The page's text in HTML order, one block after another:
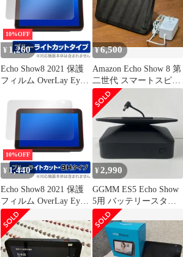
10%OFF
¥ 1,260
Echo Show8 2021 保護
フィルム OverLay Eye
Echo Show 8 第2世代
2021年モデル 液晶保護
ブルーライト カット
¥6,500
Amazon Echo Show 8 第
二世代 スマートスピー
カー
10%OFF
¥ 1,440
Echo Show8 2021 保護
フィルム OverLay Eye
Protector 9H for Amazon
Echo Show 8 第2世代
2021年モデル 9H 高硬
度 ブルーライトカット
¥2,990
GGMM ES5 Echo Show
5用 バッテリースタン
ド